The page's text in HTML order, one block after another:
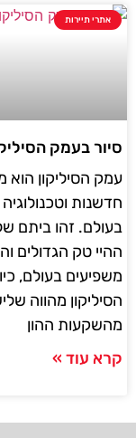
אתרי תיירות
סיור בעמק
עמק הסיליקון הוא
חדשנות
בעולם. זהו ביתם
ההיי טק הגדולים
משפיעים בעולם,
הסיליקון מהווה
מהשקעות ההון
קרא עוד »